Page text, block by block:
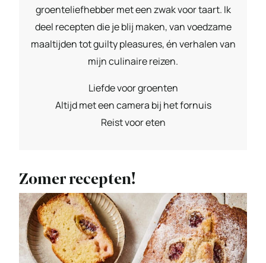
groenteliefhebber met een zwak voor taart. Ik
deel recepten die je blij maken, van voedzame
maaltijden tot guilty pleasures, én verhalen van
mijn culinaire reizen.
Liefde voor groenten
Altijd met een camera bij het fornuis
Reist voor eten
Zomer recepten!